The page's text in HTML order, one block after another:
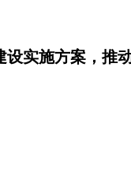
实施方案，推